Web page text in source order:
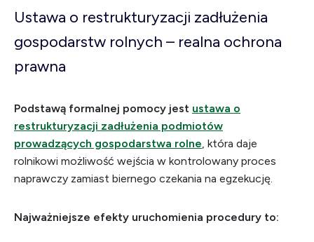
Ustawa o restrukturyzacji zadłużenia
gospodarstw rolnych – realna ochrona
prawna
Podstawą formalnej pomocy jest ustawa o
restrukturyzacji zadłużenia podmiotów
prowadzących gospodarstwa rolne, która daje
rolnikowi możliwość wejścia w kontrolowany proces
naprawczy zamiast biernego czekania na egzekucję.
Najważniejsze efekty uruchomienia procedury to: